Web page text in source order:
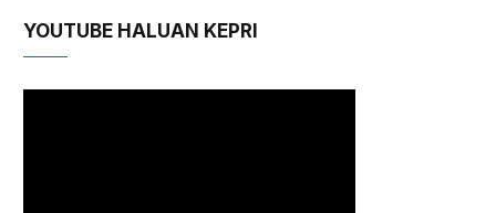
YOUTUBE HALUAN KEPRI